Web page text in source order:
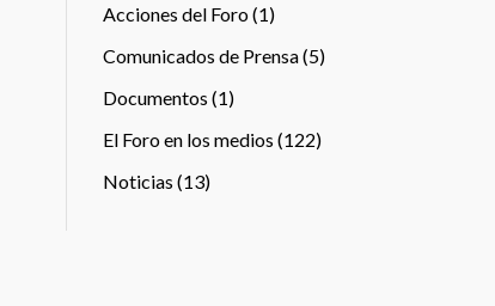
Acciones del Foro(1)
Comunicados de Prensa(5)
Documentos (1)
El Foro en los medios (122)
Noticias (13)